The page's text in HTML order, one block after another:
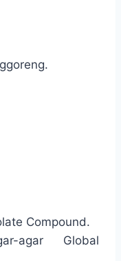
Compound.
agar Global